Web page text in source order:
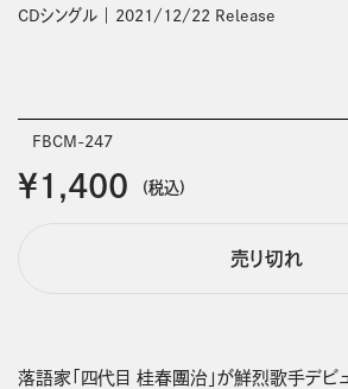
CDシングル 2021/12/22 Release
FBCM-247
￥1,400 (税込)
売り切れ
落語家「四代目 桂春團治」が鮮烈歌手デビュ